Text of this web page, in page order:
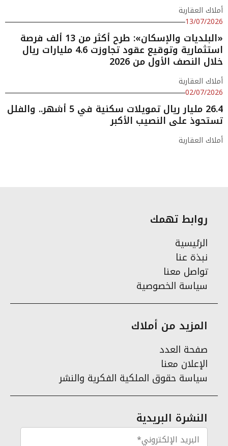
أملاك العقارية
13/07/2026
«البلديات والإسكان»: طرح أكثر من 13 ألف فرصة
استثمارية وتوقيع عقود تجاوزت 4.6 مليارات ريال
خلال النصف الأول من 2026
أملاك العقارية
02/07/2026
26.4 مليار ريال تمويلات سكنية في 5 أشهر.. والفلل
تستحوذ على النصيب الأكبر
أملاك العقارية
روابط تهمك
الرئيسية
نبذة عنا
تواصل معنا
سياسة الخصوصية
المزيد من أملاك
صفحة العدد
الإعلان معنا
سياسة حقوق الملكية الفكرية والنشر
النشرة البريدية